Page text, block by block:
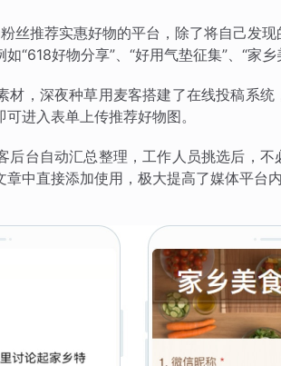
丝推荐实惠好物的平台，除了将自己发
“618好物分享”、“好用气垫征集”、“家乡
材，深夜种草用麦客搭建了在线投稿系
进入表单上传推荐好物图。
后台自动汇总整理，工作人员挑选后，
中直接添加使用，极大提高了媒体平台内